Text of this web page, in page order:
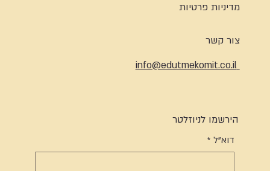
מדיניות פרטיות
צור קשר
info@edutmekomit.co.il
הירשמו לניוזלטר
דוא"ל *